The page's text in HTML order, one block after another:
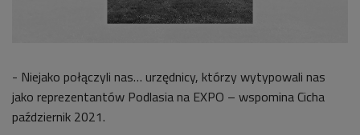
- Niejako połączyli nas… urzędnicy, którzy wytypowali nas
jako reprezentantów Podlasia na EXPO – wspomina Cicha
październik 2021.